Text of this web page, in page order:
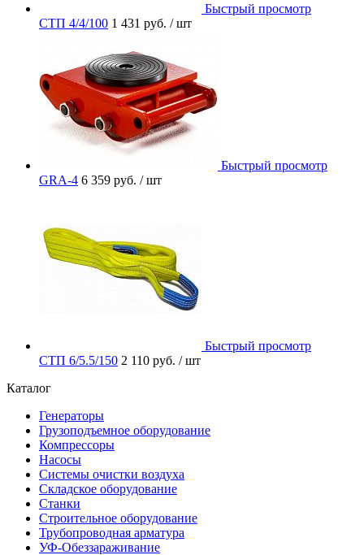
Быстрый просмотр
СТП 4/4/100 1 431 руб. / шт
Быстрый просмотр
GRA-4 6 359 руб. / шт
Быстрый просмотр
СТП 6/5.5/150 2 110 руб. / шт
Каталог
Генераторы
Грузоподъемное оборудование
Компрессоры
Насосы
Системы очистки воздуха
Складское оборудование
Станки
Строительное оборудование
Трубопроводная арматура
УФ-Обеззараживание